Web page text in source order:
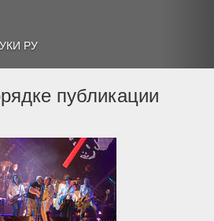
РУ
публикации